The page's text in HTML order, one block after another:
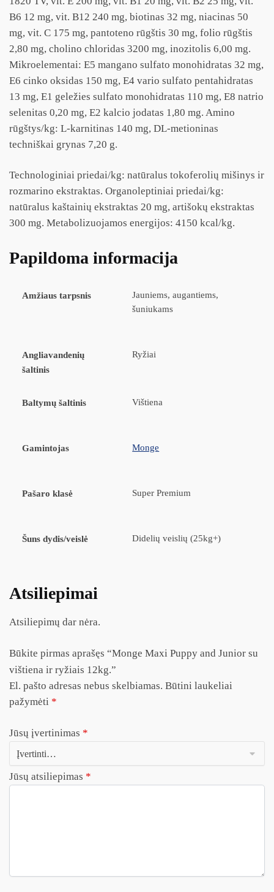
B6 12 mg, vit. B12 240 mg, biotinas 32 mg, niacinas 50
mg, vit. C 175 mg, pantoteno rūgštis 30 mg, folio rūgštis
2,80 mg, cholino chloridas 3200 mg, inozitolis 6,00 mg.
Mikroelementai: E5 mangano sulfato monohidratas 32 mg,
E6 cinko oksidas 150 mg, E4 vario sulfato pentahidratas
13 mg, E1 geležies sulfato monohidratas 110 mg, E8 natrio
selenitas 0,20 mg, E2 kalcio jodatas 1,80 mg. Amino
rūgštys/kg: L-karnitinas 140 mg, DL-metioninas
techniškai grynas 7,20 g.
Technologiniai priedai/kg: natūralus tokoferolių mišinys ir
rozmarino ekstraktas. Organoleptiniai priedai/kg:
natūralus kaštainių ekstraktas 20 mg, artišokų ekstraktas
300 mg. Metabolizuojamos energijos: 4150 kcal/kg.
Papildoma informacija
Amžiaus tarpsnis
Jauniems, augantiems,
šuniukams
Angliavandenių
šaltinis
Ryžiai
Baltymų šaltinis Vištiena
Gamintojas Monge
Pašaro klasė Super Premium
Šuns dydis/veislė Didelių veislių (25kg+)
Atsiliepimai
Atsiliepimų dar nėra.
Būkite pirmas aprašęs “Monge Maxi Puppy and Junior su
vištiena ir ryžiais 12kg.”
El. pašto adresas nebus skelbiamas. Būtini laukeliai
pažymėti *
Jūsų įvertinimas *
Jūsų atsiliepimas *